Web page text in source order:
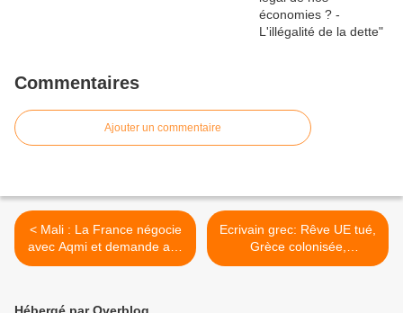
Commentaires
Ajouter un commentaire
< Mali : La France négocie
avec Aqmi et demande aux
Africains d’intervenir
Ecrivain grec: Rêve UE tué,
Grèce colonisée,
décomposée,